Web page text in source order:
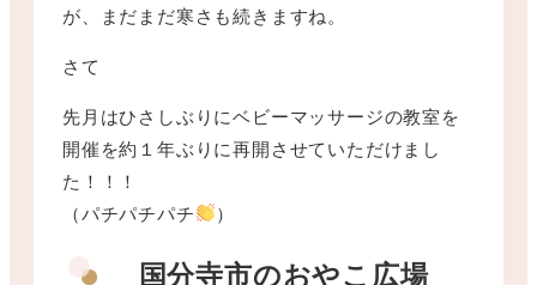
が、まだまだ寒さも続きますね。
さて
先月はひさしぶりにベビーマッサージの教室を
開催を約１年ぶりに再開させていただけまし
た！！！
（パチパチパチ
）
国分寺市のおやこ広場